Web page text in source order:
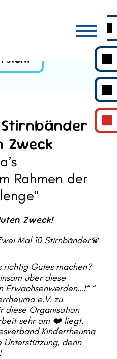
Rahmen der
Zweck!
Mal 10 Stirnbänder🧣
richtig Gutes machen?
über diese
Erwachsenwerden…!“ “
e.V. zu
diese Organisation
sehr am ❤️ liegt.
Kinderrheuma
Unterstützung, denn